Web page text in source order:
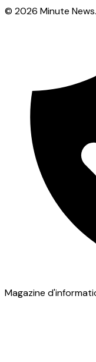
© 2026 Minute
Magazine